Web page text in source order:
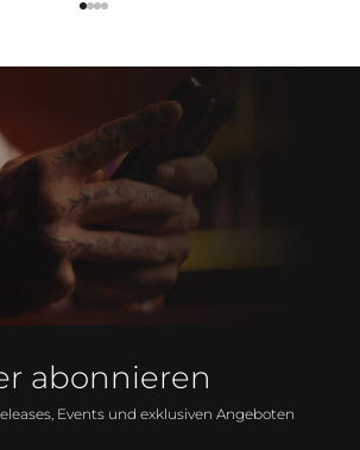
abonnieren
Events und exklusiven Angeboten